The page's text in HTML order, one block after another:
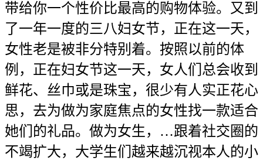
带给你一个性价比最高的购物体验。又到
了一年一度的三八妇女节，正在这一天，
女性老是被非分特别着。按照以前的体
例，正在妇女节这一天，女人们总会收到
鲜花、丝巾或是珠宝，很少有人实正花心
思，去为做为家庭焦点的女性找一款适合
她们的礼品。做为女生，…跟着社交圈的
不竭扩大，大学生们越来越沉视本人的小